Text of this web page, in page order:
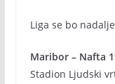
Liga se bo
Maribor – Nafta
Stadion Ljudski